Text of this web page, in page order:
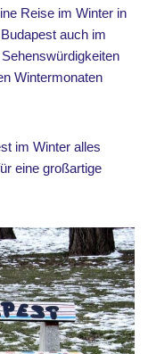
Reise im Winter in
auch im
Wintermonaten
im Winter alles
eine großartige